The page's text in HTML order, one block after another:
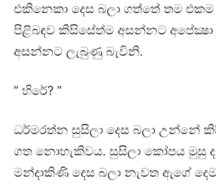
එකිනෙකා දෙස බලා ගත්තේ තම
පිළිබඳව කිසිසේත්ම අසන්නට
අසන්නට ලැබුණු බැවිනි.
” හිරේ? ”
ධර්මරත්න සුසිලා දෙස බලා උන්නේ
ගත නොහැකිවය. සුසිලා කෝපය මුසු
මන්දාකිණි දෙස බලා නැවත ඇගේ